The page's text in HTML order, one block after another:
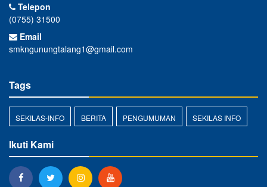
Telepon
(0755) 31500
Email
smkngunungtalang1@gmail.com
Tags
SEKILAS-INFO BERITA PENGUMUMAN SEKILAS INFO
Ikuti Kami